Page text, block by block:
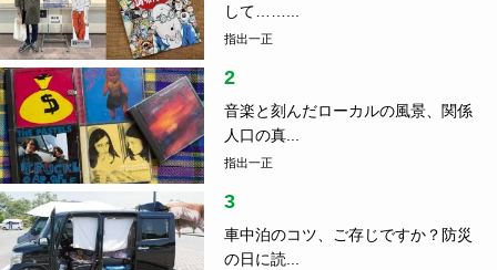
して……...
指出一正
2
音楽と刻んだローカルの風景、関係
人口の真...
指出一正
3
車中泊のコツ、ご存じですか？防災
の日に読...